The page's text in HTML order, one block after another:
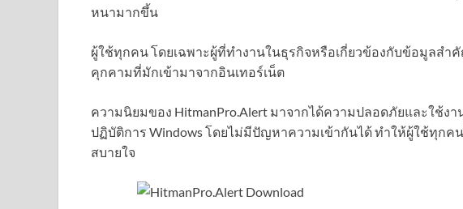
หนามากขึ้น
ผู้ใช้ทุกคน โดยเฉพาะผู้ที่ทำงานในธุรกิจหรือเกี่ยวข้องกับข้อมูลสำ
คุกคามที่มักเข้ามาจากอินเทอร์เน็ต
ความนิยมของ HitmanPro.Alert มาจากได้ความปลอดภัยและใช้ง
ปฏิบัติการ Windows โดยไม่มีปัญหาความเข้ากันได้ ทำให้ผู้ใช้ทุกค
สบายใจ